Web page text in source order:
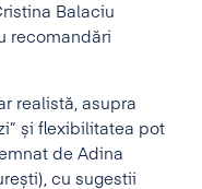
Balaciu
recomandări
realistă, asupra
și flexibilitatea pot
de Adina
cu sugestii